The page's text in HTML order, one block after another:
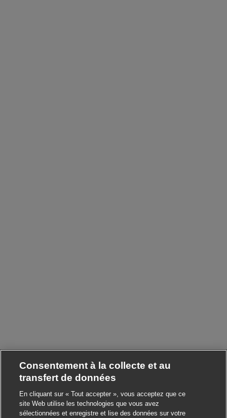
Consentement à la collecte et au
transfert de données
En cliquant sur « Tout accepter », vous acceptez que ce
site Web utilise les technologies que vous avez
sélectionnées et enregistre et lise des données sur votre